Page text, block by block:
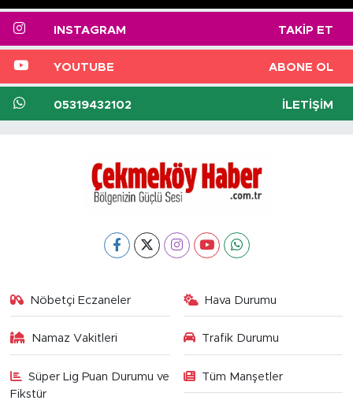
INSTAGRAM TAKIP ET
YOUTUBE ABONE OL
05319432102 İLETIŞIM
Nöbetçi Eczaneler Hava Durumu
Namaz Vakitleri Trafik Durumu
Süper Lig Puan Durumu ve
Fikstür
Tüm Manşetler